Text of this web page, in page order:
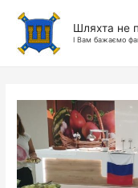
Шляхта не
І Вам бажаємо